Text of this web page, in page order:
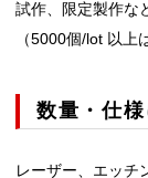
試作、限定製作な
（5000個/lot 以上
数量・仕
レーザー、エッチ